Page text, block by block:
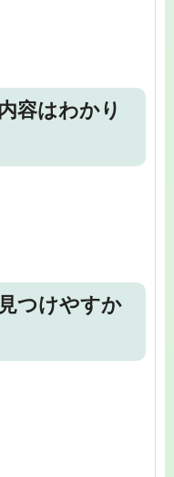
容はわかり
つけやすか